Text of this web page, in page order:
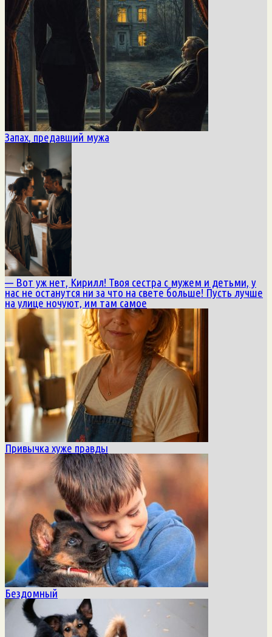
Запах, предавший мужа
— Вот уж нет, Кирилл! Твоя сестра с мужем и детьми, у
нас не останутся ни за что на свете больше! Пусть лучше
на улице ночуют, им там самое
Привычка хуже правды
Бездомный